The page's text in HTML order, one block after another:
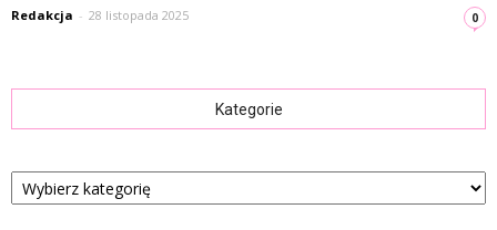
Redakcja - 28 listopada 2025 0
Kategorie
Kategorie